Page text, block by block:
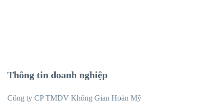
Thông tin doanh nghiệp
Công ty CP TMDV Không Gian Hoàn Mỹ